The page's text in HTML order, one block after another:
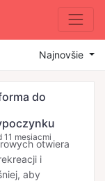
Najnovšie
do
11 mesiacmi
otwiera
i
aby